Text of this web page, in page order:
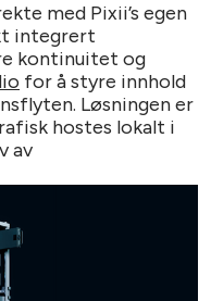
med Pixii’s egen
integrert
kontinuitet og
for å styre innhold
Løsningen er
hostes lokalt i
av